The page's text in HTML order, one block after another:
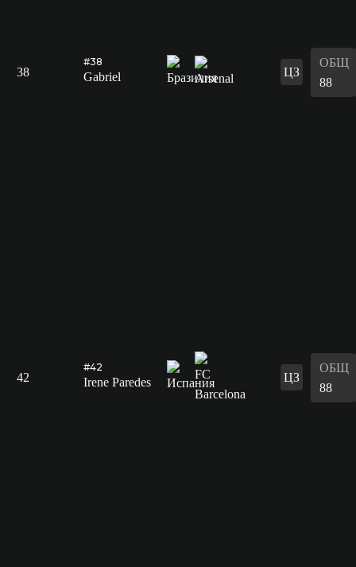
38
#38
Gabriel ЦЗ
ОБЩ
88
42
#42
Irene Paredes ЦЗ
ОБЩ
88